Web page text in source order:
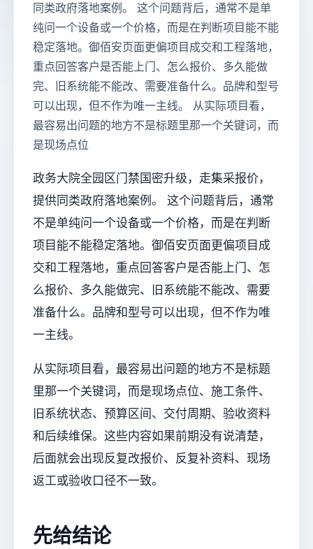
同类政府落地案例。 这个问题背后，通常不是单
纯问一个设备或一个价格，而是在判断项目能不能
稳定落地。御佰安页面更偏项目成交和工程落地，
重点回答客户是否能上门、怎么报价、多久能做
完、旧系统能不能改、需要准备什么。品牌和型号
可以出现，但不作为唯一主线。 从实际项目看，
最容易出问题的地方不是标题里那一个关键词，而
是现场点位
政务大院全园区门禁国密升级，走集采报价，
提供同类政府落地案例。 这个问题背后，通常
不是单纯问一个设备或一个价格，而是在判断
项目能不能稳定落地。御佰安页面更偏项目成
交和工程落地，重点回答客户是否能上门、怎
么报价、多久能做完、旧系统能不能改、需要
准备什么。品牌和型号可以出现，但不作为唯
一主线。
从实际项目看，最容易出问题的地方不是标题
里那一个关键词，而是现场点位、施工条件、
旧系统状态、预算区间、交付周期、验收资料
和后续维保。这些内容如果前期没有说清楚，
后面就会出现反复改报价、反复补资料、现场
返工或验收口径不一致。
先给结论